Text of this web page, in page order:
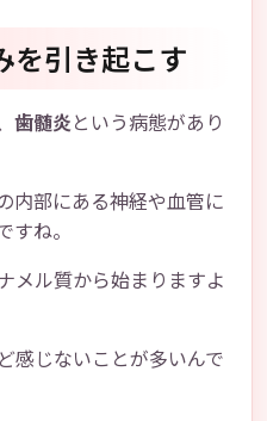
を引き起こす
歯髄炎という病態があり
内部にある神経や血管に
ね。
メル質から始まりますよ
感じないことが多いんで